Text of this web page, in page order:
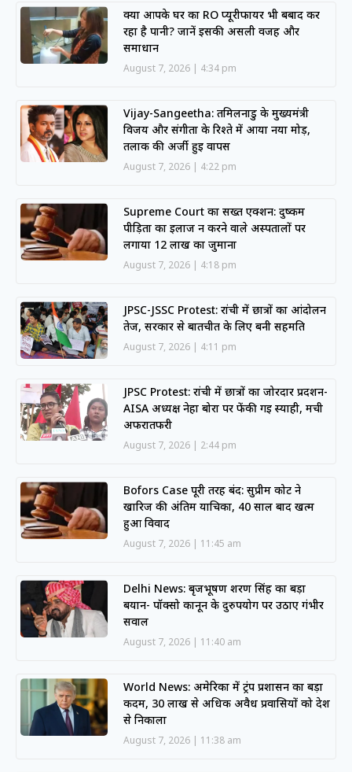
क्या आपके घर का RO प्यूरीफायर भी बर्बाद कर
रहा है पानी? जानें इसकी असली वजह और
समाधान
August 7, 2026 4:34 pm
Vijay-Sangeetha: तमिलनाडु के मुख्यमंत्री
विजय और संगीता के रिश्ते में आया नया मोड़,
तलाक की अर्जी हुई वापस
August 7, 2026 4:22 pm
Supreme Court का सख्त एक्शन: दुष्कर्म
पीड़िता का इलाज न करने वाले अस्पतालों पर
लगाया 12 लाख का जुर्माना
August 7, 2026 4:18 pm
JPSC-JSSC Protest: रांची में छात्रों का आंदोलन
तेज, सरकार से बातचीत के लिए बनी सहमति
August 7, 2026 4:11 pm
JPSC Protest: रांची में छात्रों का जोरदार प्रदर्शन-
AISA अध्यक्ष नेहा बोरा पर फेंकी गई स्याही, मची
अफरातफरी
August 7, 2026 2:44 pm
Bofors Case पूरी तरह बंद: सुप्रीम कोर्ट ने
खारिज की अंतिम याचिका, 40 साल बाद खत्म
हुआ विवाद
August 7, 2026 11:45 am
Delhi News: बृजभूषण शरण सिंह का बड़ा
बयान- पॉक्सो कानून के दुरुपयोग पर उठाए गंभीर
सवाल
August 7, 2026 11:40 am
World News: अमेरिका में ट्रंप प्रशासन का बड़ा
कदम, 30 लाख से अधिक अवैध प्रवासियों को देश
से निकाला
August 7, 2026 11:38 am